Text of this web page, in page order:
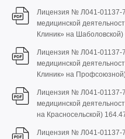
Лицензия № Л041-01137-
медицинской
Клиник» на Шаболовской)
Лицензия № Л041-01137-
медицинской
Клиник» на
Лицензия № Л041-01137-
медицинской
на Красносельской)
Лицензия № Л041-01137-